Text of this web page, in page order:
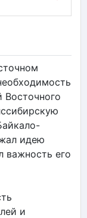
Восточного
идею
важность его
и